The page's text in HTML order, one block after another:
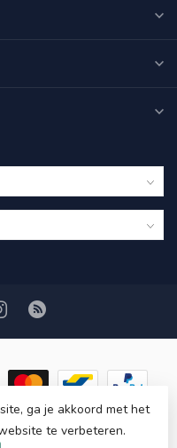
ga je akkoord met het
te verbeteren.